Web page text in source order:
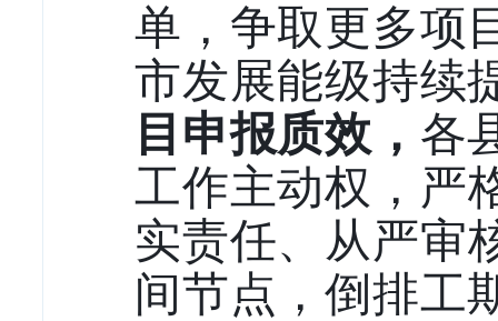
单，争取更多项
市发展能级持续
目申报质效， 各
工作主动权 ， 严
实责任、 从严审
间节点，倒排工